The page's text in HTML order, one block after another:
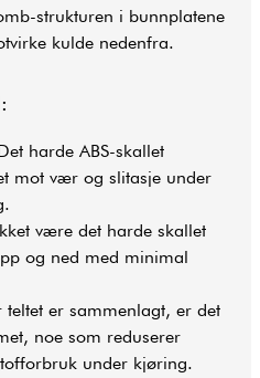
strukturen i bunnplatene
kulde nedenfra.
harde ABS-skallet
mot vær og slitasje under
være det harde skallet
og ned med minimal
teltet er sammenlagt, er det
noe som reduserer
under kjøring.